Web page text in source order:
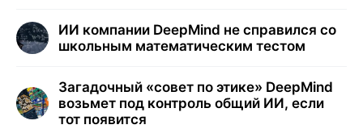
ИИ компании DeepMind не справился со
школьным математическим тестом
Загадочный «совет по этике» DeepMind
возьмет под контроль общий ИИ, если
тот появится